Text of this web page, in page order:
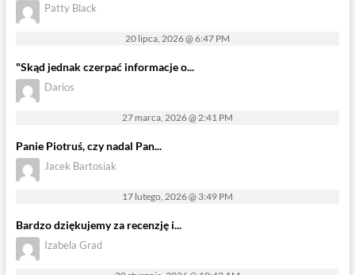
Patty Black
20 lipca, 2026 @ 6:47 PM
"Skąd jednak czerpać informacje o...
Darios
27 marca, 2026 @ 2:41 PM
Panie Piotruś, czy nadal Pan...
Jacek Bartosiak
17 lutego, 2026 @ 3:49 PM
Bardzo dziękujemy za recenzję i...
Izabela Grad